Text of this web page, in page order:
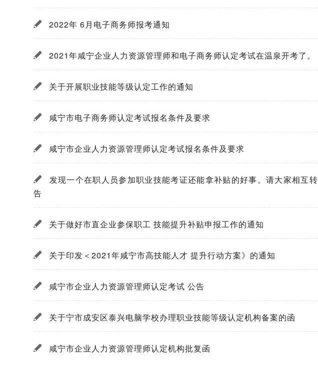
2022年 6月电子商务师报考通知
2021年咸宁企业人力资源管理师和电子商务师认定考试在温泉开考了。
关于开展职业技能等级认定工作的通知
咸宁市电子商务师认定考试报名条件及要求
咸宁市企业人力资源管理师认定考试报名条件及要求
发现一个在职人员参加职业技能考证还能拿补贴的好事。请大家相互转
告
关于做好市直企业参保职工 技能提升补贴申报工作的通知
关于印发＜2021年咸宁市高技能人才 提升行动方案》的通知
咸宁市企业人力资源管理师认定考试 公告
关于宁市成安区泰兴电脑学校办理职业技能等级认定机构备案的函
咸宁市企业人力资源管理师认定机构批复函